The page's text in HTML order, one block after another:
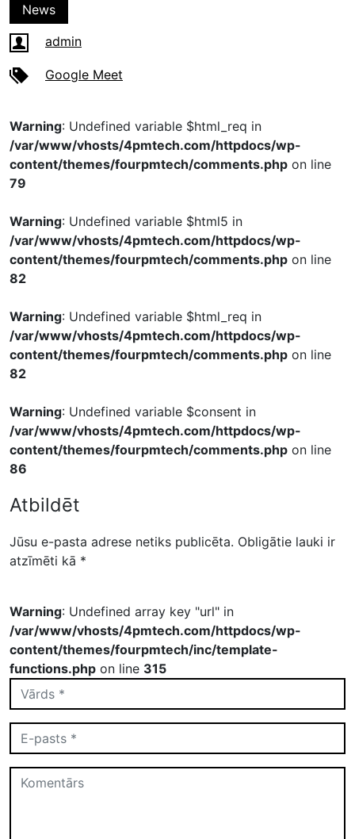
News
admin
Google Meet
Warning: Undefined variable $html_req in
/var/www/vhosts/4pmtech.com/httpdocs/wp-
content/themes/fourpmtech/comments.php on line
79
Warning: Undefined variable $html5 in
/var/www/vhosts/4pmtech.com/httpdocs/wp-
content/themes/fourpmtech/comments.php on line
82
Warning: Undefined variable $html_req in
/var/www/vhosts/4pmtech.com/httpdocs/wp-
content/themes/fourpmtech/comments.php on line
82
Warning: Undefined variable $consent in
/var/www/vhosts/4pmtech.com/httpdocs/wp-
content/themes/fourpmtech/comments.php on line
86
Atbildēt
Jūsu e-pasta adrese netiks publicēta. Obligātie lauki ir
atzīmēti kā *
Warning: Undefined array key "url" in
/var/www/vhosts/4pmtech.com/httpdocs/wp-
content/themes/fourpmtech/inc/template-
functions.php on line 315